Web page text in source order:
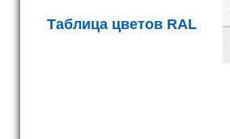
Таблица цветов RAL